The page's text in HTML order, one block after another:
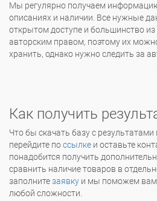
Мы регулярно получаем
описаниях и наличии. Все нужные
открытом доступе и большинство
авторским правом, поэтому их
хранить, однако нужно следить за
Как получить
Что бы скачать базу с результатами
перейдите поссылке и оставьте
понадобится получить
сравнить наличие товаров в
заполнитезаявку и мы поможем вам
любой сложности.